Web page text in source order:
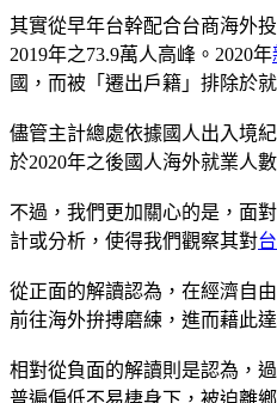
其實從早年台幹配合台商海外
2019年之73.9萬人高峰。2020年
國，而被「遷出戶籍」排除於
儘管主計總處依據國人出入境
於2020年之後國人海外就業人
不過，我們更加關心的是，面
計或分析，使得我們觀察其對
從正面的解讀認為，在經濟自
前往海外拚搏磨練，進而藉此
相對從負面的解讀則是認為，
普遍偏低不易棲身下，被迫離